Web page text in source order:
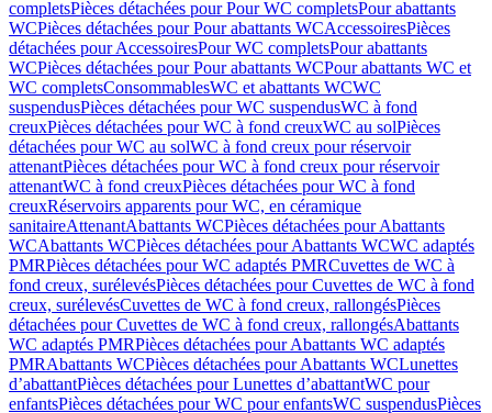
completsPièces détachées pour Pour WC completsPour abattants
WCPièces détachées pour Pour abattants WCAccessoiresPièces
détachées pour AccessoiresPour WC completsPour abattants
WCPièces détachées pour Pour abattants WCPour abattants WC et
WC completsConsommablesWC et abattants WCWC
suspendusPièces détachées pour WC suspendusWC à fond
creuxPièces détachées pour WC à fond creuxWC au solPièces
détachées pour WC au solWC à fond creux pour réservoir
attenantPièces détachées pour WC à fond creux pour réservoir
attenantWC à fond creuxPièces détachées pour WC à fond
creuxRéservoirs apparents pour WC, en céramique
sanitaireAttenantAbattants WCPièces détachées pour Abattants
WCAbattants WCPièces détachées pour Abattants WCWC adaptés
PMRPièces détachées pour WC adaptés PMRCuvettes de WC à
fond creux, surélevésPièces détachées pour Cuvettes de WC à fond
creux, surélevésCuvettes de WC à fond creux, rallongésPièces
détachées pour Cuvettes de WC à fond creux, rallongésAbattants
WC adaptés PMRPièces détachées pour Abattants WC adaptés
PMRAbattants WCPièces détachées pour Abattants WCLunettes
d’abattantPièces détachées pour Lunettes d’abattantWC pour
enfantsPièces détachées pour WC pour enfantsWC suspendusPièces